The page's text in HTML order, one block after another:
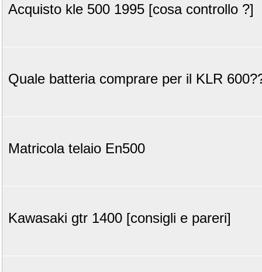
Acquisto kle 500 1995 [cosa controllo ?]
Quale batteria comprare per il KLR
Matricola telaio En500
Kawasaki gtr 1400 [consigli e pareri]